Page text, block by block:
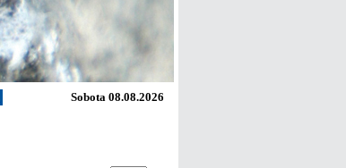
Sobota 08.08.2026